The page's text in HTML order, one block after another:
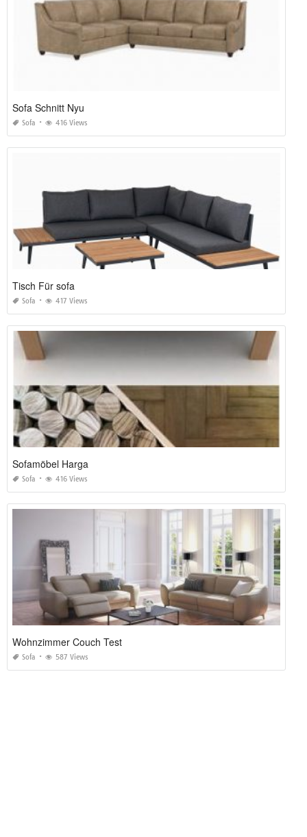
Sofa Schnitt Nyu
Sofa 416 Views
Tisch Für sofa
Sofa 417 Views
Sofamöbel Harga
Sofa 416 Views
Wohnzimmer Couch Test
Sofa 587 Views